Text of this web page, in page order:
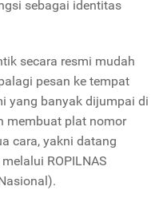
sebagai identitas
secara resmi mudah
pesan ke tempat
yang banyak dijumpai di
membuat plat nomor
cara, yakni datang
ROPILNAS